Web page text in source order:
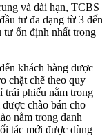
và dài hạn, TCBS
tư đa dạng từ 3 đến
tư ổn định nhất trong
khách hàng được
chặt chẽ theo quy
trái phiếu nằm trong
chào bán cho
nằm trong danh
tác mới được dùng